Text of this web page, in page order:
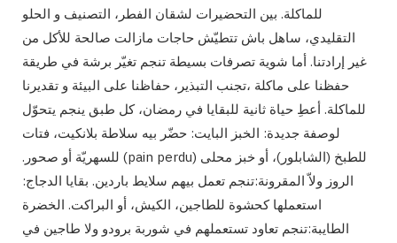
للماكلة. بين التحضيرات لشقان الفطر، التصنيف و الحلو
التقليدي، ساهل باش تتطيّش حاجات مازالت صالحة للأكل من
غير إرادتنا. أما شوية تصرفات بسيطة تنجم تغيّر برشة في طريقة
حفظنا على ماكلة ،تجنب التبذير، حفاظنا على البيئة و تقديرنا
للماكلة. أعطِ حياة ثانية للبقايا في رمضان، كل طبق ينجم يتحوّل
لوصفة جديدة: الخبز البايت: حضّر بيه سلاطة بلانكيت، فتات
للطبخ (الشابلور)، أو خبز محلى (pain perdu) للسهريّة أو صحور.
الروز ولاّ المقرونة:تنجم تعمل بيهم سلايط باردين. بقايا الدجاج:
استعملها كحشوة للطاجين، الكيش، أو البراكت. الخضرة
الطايبة:تنجم تعاود تستعملهم في شوربة برودو ولا طاجين في